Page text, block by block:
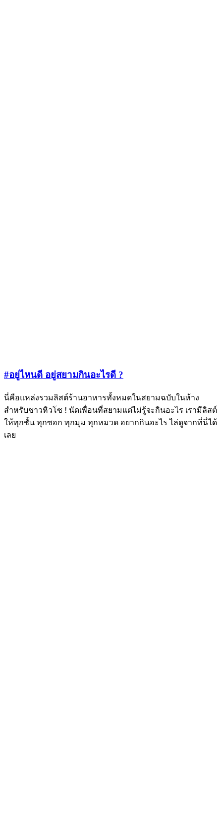
#อยู่ไหนดี อยู่สยามกินอะไรดี ?
นี่คือแหล่งรวมลิสต์ร้านอาหารทั้งหมดในสยามฉบับในห้าง
สำหรับชาวหิวโซ ! นัดเพื่อนที่สยามแต่ไม่รู้จะกินอะไร เรามีลิสต์
ให้ทุกชั้น ทุกซอก ทุกมุม ทุกหมวด อยากกินอะไร ไล่ดูจากที่นี่ได้
เลย